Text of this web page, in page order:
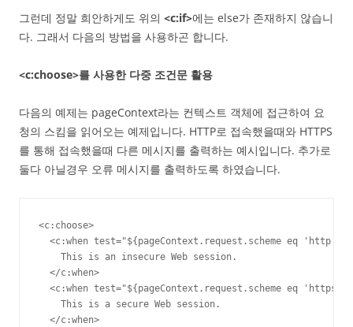
그런데 정말 희안하게도 위의 <c:if>에는 else가 존재하지 않습니
다. 그래서 다음의 방법을 사용하곤 합니다.
<c:choose>를 사용한 다중 조건문 활용
다음의 예제는 pageContext라는 컨텍스트 객체에 접근하여 요
청의 스킴을 읽어오는 예제입니다. HTTP로 접속했을때와 HTTPS
를 통해 접속했을때 다른 메시지를 출력하는 예시입니다. 추가로
둘다 아닐경우 오류 메시지를 출력하도록 하였습니다.
<c:choose>
<c:when test="${pageContext.request.scheme eq 'http'}">
This is an insecure Web session.
</c:when>
<c:when test="${pageContext.request.scheme eq
This is a secure Web session.
</c:when>